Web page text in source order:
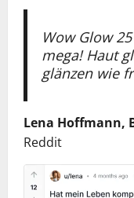
Wow Glow
mega! Haut
glänzen wie
Lena Hoffmann,
Reddit